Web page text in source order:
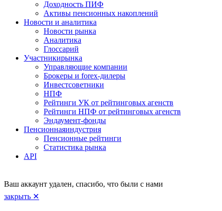
Доходность ПИФ
Активы пенсионных накоплений
Новости и аналитика
Новости рынка
Аналитика
Глоссарий
Участникирынка
Управляющие компании
Брокеры и forex-дилеры
Инвестсоветники
НПФ
Рейтинги УК от рейтинговых агенств
Рейтинги НПФ от рейтинговых агенств
Эндаумент-фонды
Пенсионнаяиндустрия
Пенсионные рейтинги
Статистика рынка
API
Ваш аккаунт удален, спасибо, что были с нами
закрыть ✕